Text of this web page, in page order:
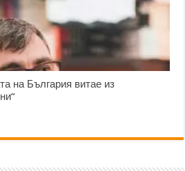
на България витае из